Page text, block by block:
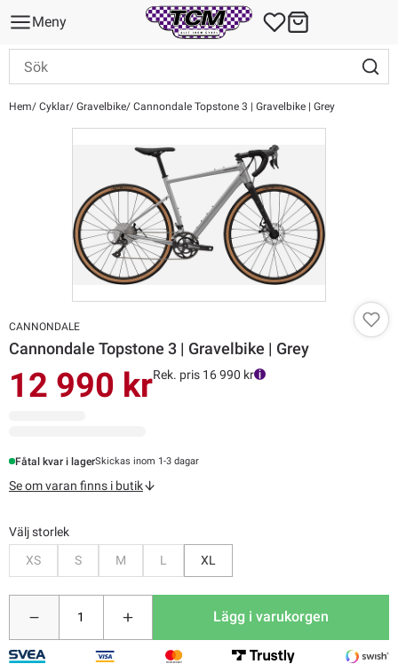
Meny
Hem Cyklar Gravelbike Cannondale Topstone 3 | Gravelbike | Grey
CANNONDALE
Cannondale Topstone 3 | Gravelbike | Grey
12 990 krRek. pris 16 990 kr
Fåtal kvar i lagerSkickas inom 1-3 dagar
Se om varan finns i butik
Välj storlek
XS
S M L XL
Lägg i varukorgen